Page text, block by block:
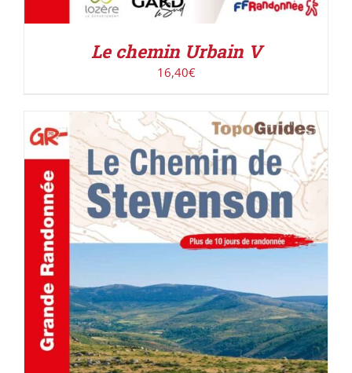
Le chemin Urbain V
16,40€
AJOUTER AU PANIER / DÉTAILS